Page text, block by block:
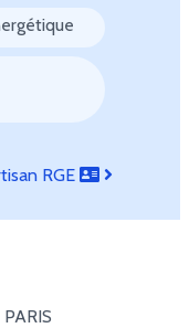
RGE